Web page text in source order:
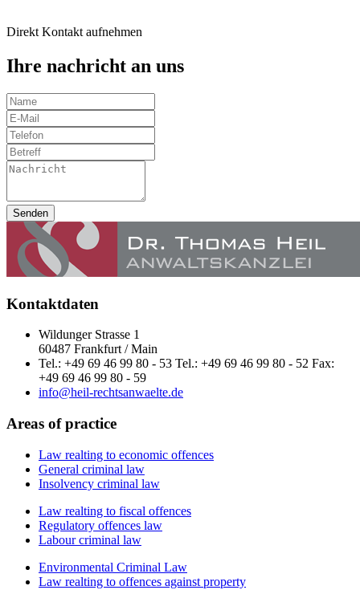
Direkt Kontakt aufnehmen
Ihre nachricht an uns
Senden
Kontaktdaten
Wildunger Strasse 1
60487 Frankfurt / Main
Tel.: +49 69 46 99 80 - 53 Tel.: +49 69 46 99 80 - 52 Fax:
+49 69 46 99 80 - 59
info@heil-rechtsanwaelte.de
Areas of practice
Law realting to economic offences
General criminal law
Insolvency criminal law
Law realting to fiscal offences
Regulatory offences law
Labour criminal law
Environmental Criminal Law
Law realting to offences against property